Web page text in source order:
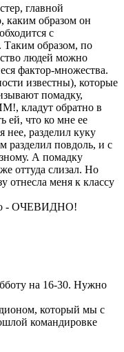
главной
каким образом он
с
Таким образом, по
людей можно
фактор-множества.
известны), которые
помадку,
кладут обратно в
ей, что ко мне ее
нее, разделил куку
разделил повдоль, и с
А помадку
оттуда слизал. Но
отнесла меня к классу
- ОЧЕВИДНО!
на 16-30. Нужно
который мы с
командировке